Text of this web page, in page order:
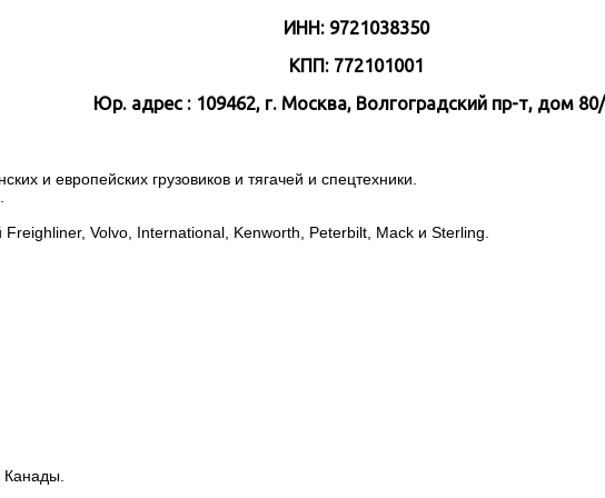
ИНН: 9721038350
КПП: 772101001
Юр. адрес : 109462, г. Москва, Волгоградский пр-т, дом
и европейских грузовиков и тягачей и спецтехники.
Volvo, International, Kenworth, Peterbilt, Mack и Sterling.
Канады.